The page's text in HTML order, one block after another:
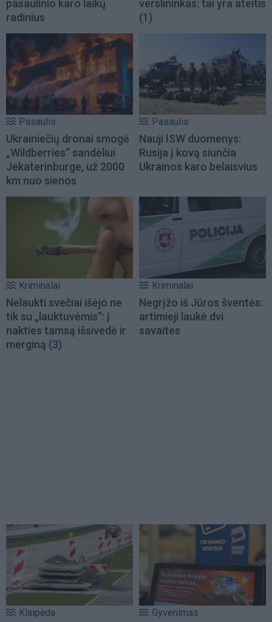
pasaulinio karo laikų
radinius
verslininkas: tai yra ateitis
(1)
Pasaulis
Ukrainiečių dronai smogė
„Wildberries“ sandėliui
Jekaterinburge, už 2000
km nuo sienos
Pasaulis
Nauji ISW duomenys:
Rusija į kovą siunčia
Ukrainos karo belaisvius
Kriminalai
Nelaukti svečiai išėjo ne
tik su „lauktuvėmis“: į
nakties tamsą išsivedė ir
merginą (3)
Kriminalai
Negrįžo iš Jūros šventės:
artimieji laukė dvi
savaites
Klaipėda Gyvenimas